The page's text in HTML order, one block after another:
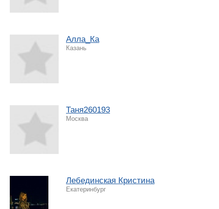
Алла_Ка
Казань
Таня260193
Москва
Лебединская Кристина
Екатеринбург